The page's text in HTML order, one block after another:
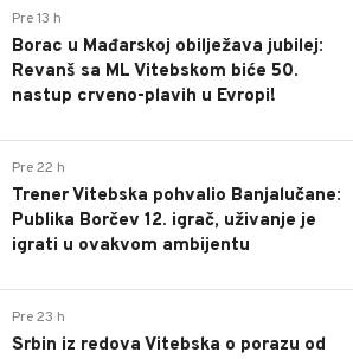
Pre 13 h
Borac u Mađarskoj obilježava jubilej:
Revanš sa ML Vitebskom biće 50.
nastup crveno-plavih u Evropi!
Pre 22 h
Trener Vitebska pohvalio Banjalučane:
Publika Borčev 12. igrač, uživanje je
igrati u ovakvom ambijentu
Pre 23 h
Srbin iz redova Vitebska o porazu od